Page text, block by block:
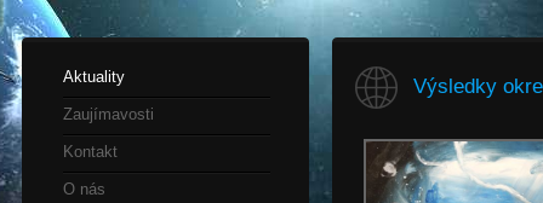
Aktuality
Zaujímavosti
Kontakt
O nás
Výsledky